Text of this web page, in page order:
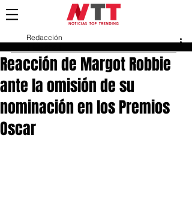
Reacción de Margot Robbie
ante la omisión de su
nominación en los Premios
Oscar
Redacción